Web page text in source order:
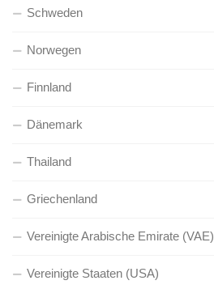
Schweden
Norwegen
Finnland
Dänemark
Thailand
Griechenland
Vereinigte Arabische Emirate (VAE)
Vereinigte Staaten (USA)